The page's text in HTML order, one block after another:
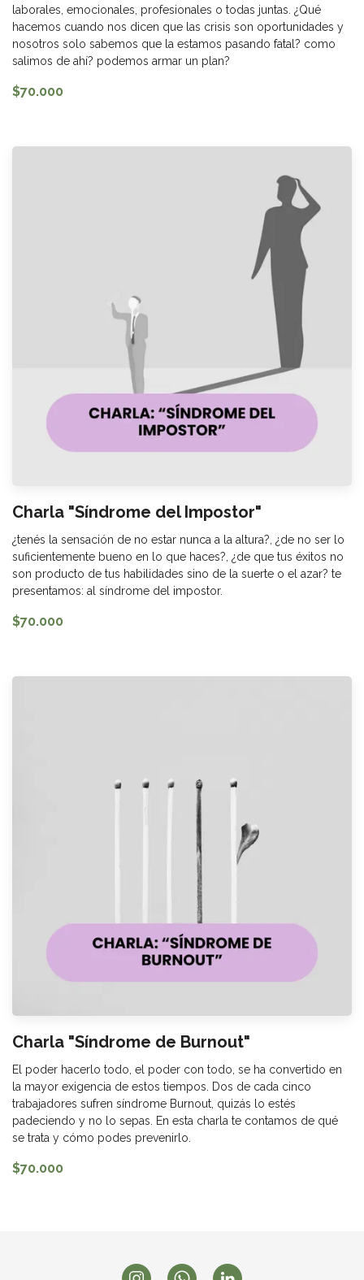
laborales, emocionales, profesionales o todas juntas. ¿Qué
hacemos cuando nos dicen que las crisis son oportunidades y
nosotros solo sabemos que la estamos pasando fatal? como
salimos de ahí? podemos armar un plan?
$70.000
Charla "Síndrome del Impostor"
¿tenés la sensación de no estar nunca a la altura?, ¿de no ser lo
suficientemente bueno en lo que haces?, ¿de que tus éxitos no
son producto de tus habilidades sino de la suerte o el azar? te
presentamos: al síndrome del impostor.
$70.000
Charla "Síndrome de Burnout"
El poder hacerlo todo, el poder con todo, se ha convertido en
la mayor exigencia de estos tiempos. Dos de cada cinco
trabajadores sufren síndrome Burnout, quizás lo estés
padeciendo y no lo sepas. En esta charla te contamos de qué
se trata y cómo podes prevenirlo.
$70.000